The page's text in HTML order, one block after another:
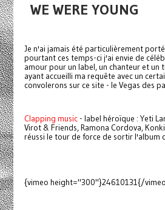
WE WERE YOUNG
Je n'ai jamais été particulièrement
pourtant ces temps-ci j'ai envie de
amour pour un label, un chanteur et un
ayant accueilli ma requête avec un
convolerons sur ce site - le Vegas des
Clapping music- label héroïque : Yeti
Virot & Friends, Ramona Cordova,
réussi le tour de force de sortir l'album
{vimeo height="300"}24610131{/